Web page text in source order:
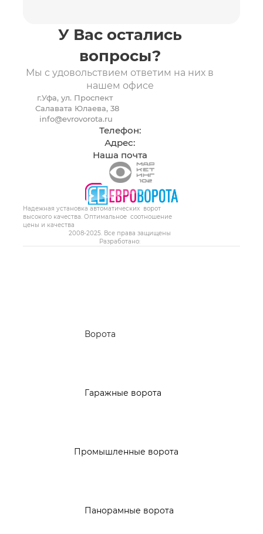
ВЫЗВАТЬ ЗАМЕРЩИКА
Положение
обработку персональных данных.
У Вас остались
вопросы?
Мы с удовольствием ответим на них в
нашем офисе
г.Уфа, ул. Проспект
Салавата Юлаева, 38
info@evrovorota.ru
Телефон:
Адрес:
Наша почта
Надежная установка автоматических ворот
высокого качества. Оптимальное соотношение
цены и качества
2008-2025. Все права защищены
Разработано:
Ворота
Гаражные ворота
Промышленные ворота
Панорамные ворота